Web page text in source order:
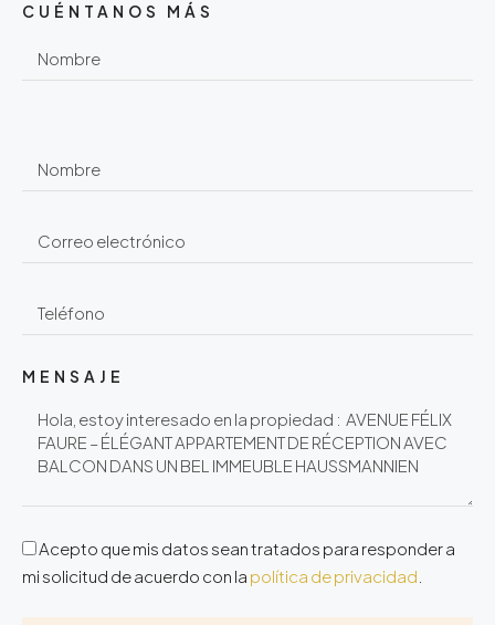
CUÉNTANOS MÁS
MENSAJE
Acepto que mis datos sean tratados para responder a
mi solicitud de acuerdo con la política de privacidad